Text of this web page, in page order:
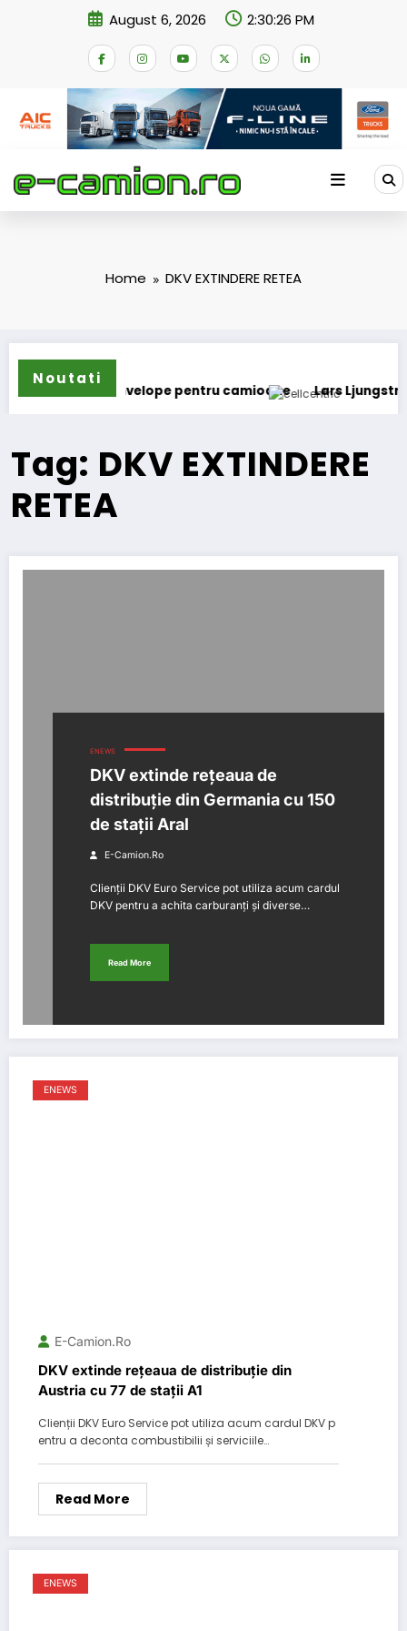
August 6, 2026 2:30:27 PM
Home DKV EXTINDERE RETEA
Noutati
de anvelope pentru camioane Lars Ljungström a fost
Tag: DKV EXTINDERE
RETEA
ENEWS
DKV extinde rețeaua de
distribuție din Germania cu 150
de stații Aral
E-Camion.ro
Clienții DKV Euro Service pot utiliza acum cardul
DKV pentru a achita carburanți și diverse…
Read More
ENEWS
E-Camion.ro
DKV extinde rețeaua de distribuție din
Austria cu 77 de stații A1
Clienții DKV Euro Service pot utiliza acum cardul DKV p
entru a deconta combustibilii și serviciile…
Read More
ENEWS